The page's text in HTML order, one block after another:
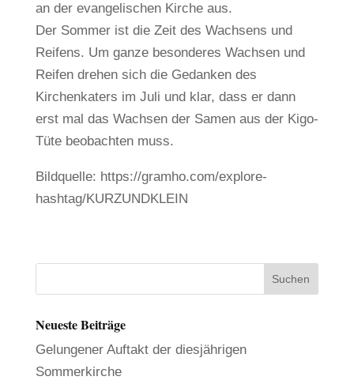
an der evangelischen Kirche aus.
Der Sommer ist die Zeit des Wachsens und
Reifens. Um ganze besonderes Wachsen und
Reifen drehen sich die Gedanken des
Kirchenkaters im Juli und klar, dass er dann
erst mal das Wachsen der Samen aus der Kigo-
Tüte beobachten muss.
Bildquelle: https://gramho.com/explore-
hashtag/KURZUNDKLEIN
Neueste Beiträge
Gelungener Auftakt der diesjährigen
Sommerkirche